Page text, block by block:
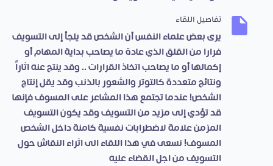
تفاصيل اللقاء
يرى بعض علماء النفس أن الشخص قد يلجأ إلى التسويف
فرارا من القلق الذي عادة ما يصاحب بداية المهام أو
إكمالها أو ما يصاحب اتخاذ القرارات .. وقد ينتج عنه اثاراً
ونتائج متعددة كالتوتر والشعور بالذنب وقد يقل إنتاج
الشخص! عندما تجتمع هذا المشاعر على المسوف فإنها
قد تؤدي إلى مزيد من التسويف وقد يكون التسويف
المزمن علامة لاضطرابات نفسية كامنة داخل الشخص
المسوف! نسعى في هذا اللقاء الى اثراء النقاش حول
التسويف من اجل القضاء عليه